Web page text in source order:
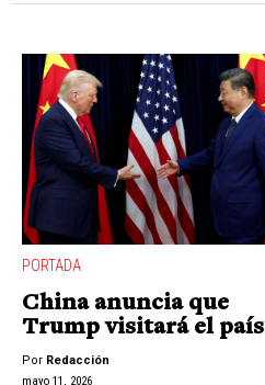
PORTADA
China anuncia que
Trump visitará el país
Por Redacción
mayo 11, 2026